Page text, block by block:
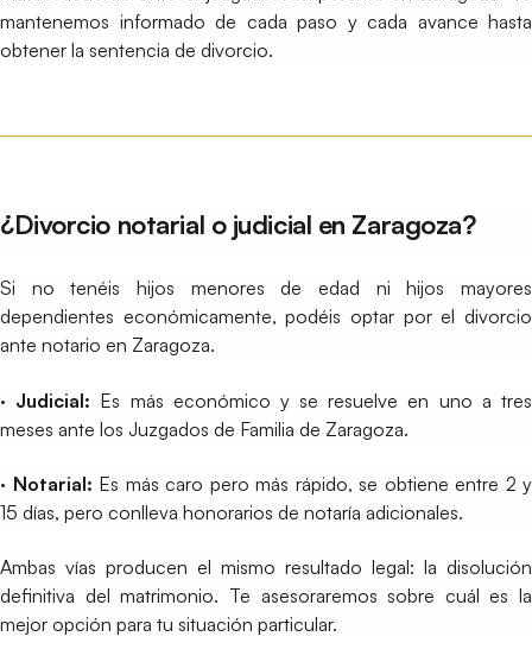
mantenemos informado de cada paso y cada avance hasta
obtener la sentencia de divorcio.
¿Divorcio notarial o judicial en Zaragoza?
Si no tenéis hijos menores de edad ni hijos mayores
dependientes económicamente, podéis optar por el divorcio
ante notario en Zaragoza.
· Judicial: Es más económico y se resuelve en uno a tres
meses ante los Juzgados de Familia de Zaragoza.
· Notarial: Es más caro pero más rápido, se obtiene entre 2 y
15 días, pero conlleva honorarios de notaría adicionales.
Ambas vías producen el mismo resultado legal: la disolución
definitiva del matrimonio. Te asesoraremos sobre cuál es la
mejor opción para tu situación particular.